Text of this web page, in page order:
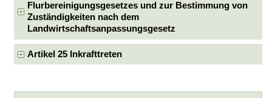
Flurbereinigungsgesetzes und zur Bestimmung von
Zuständigkeiten nach dem
Landwirtschaftsanpassungsgesetz
Artikel 25 Inkrafttreten